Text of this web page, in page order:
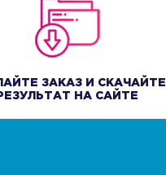
ЗАКАЗ И СКАЧАЙТЕ
НА САЙТЕ